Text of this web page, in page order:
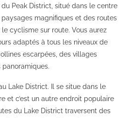
Peak District, situé dans le centre
paysages magnifiques et des routes
cyclisme sur route. Vous aurez
adaptés à tous les niveaux de
escarpées, des villages
Lake District. Il se situe dans le
et c’est un autre endroit populaire
du Lake District traversent des